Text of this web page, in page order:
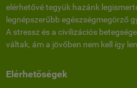
elérhetővé tegyük hazánk
legnépszerűbb egészségmegörző
A stressz és a civilizációs
váltak, ám a jövőben nem kell így
Elérhetőségek